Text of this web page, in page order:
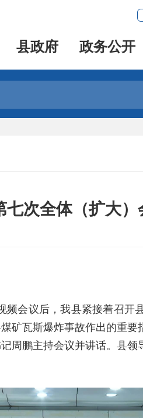
县政府 政务公开
七次全体（扩大）
会议后，我县紧接着召开
矿瓦斯爆炸事故作出的重
周鹏主持会议并讲话。县